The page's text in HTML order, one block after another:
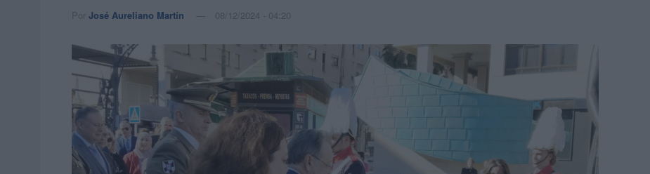
Por José Aureliano Martín 08/12/2024 - 04:20